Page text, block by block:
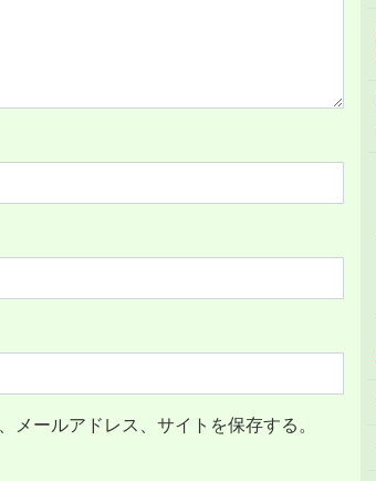
メールアドレス、サイトを保存する。